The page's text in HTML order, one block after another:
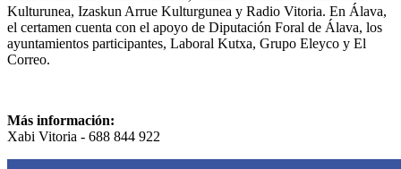
Kulturunea, Izaskun Arrue Kulturgunea y Radio Vitoria. En Álava,
el certamen cuenta con el apoyo de Diputación Foral de Álava, los
ayuntamientos participantes, Laboral Kutxa, Grupo Eleyco y El
Correo.
Más información:
Xabi Vitoria - 688 844 922